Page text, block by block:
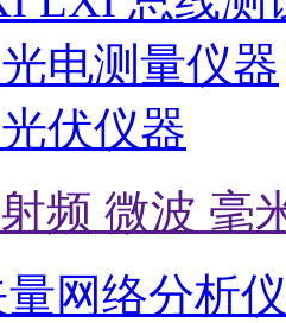
光电测量仪器
伏仪器
频 微波 毫
网络分析仪